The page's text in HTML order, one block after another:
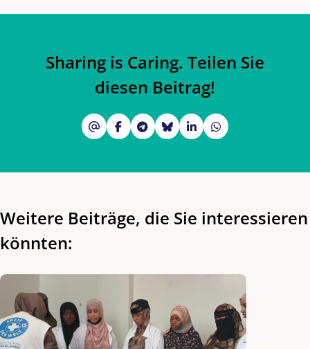
Sharing is Caring. Teilen Sie
diesen Beitrag!
Weitere Beiträge, die Sie interessieren
könnten: